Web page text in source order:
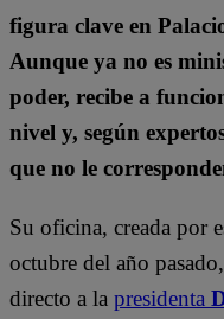
figura clave en
Aunque ya no es
poder, recibe a
nivel y, según
que no le
Su oficina, creada por
octubre del año
directo a la presidenta